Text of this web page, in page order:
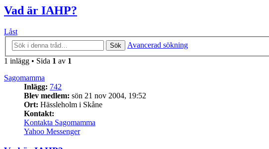
Vad är IAHP?
Låst
Sök
Avancerad sökning
1 inlägg • Sida 1 av 1
Sagomamma
Inlägg: 742
Blev medlem: sön 21 nov 2004, 19:52
Ort: Hässleholm i Skåne
Kontakt:
Kontakta Sagomamma
Yahoo Messenger